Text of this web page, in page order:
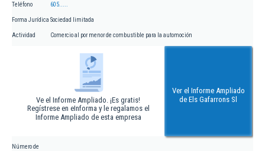
Teléfono 605.....
Forma Jurídica Sociedad limitada
Actividad Comercio al por menor de combustible para la automoción
Ve el Informe Ampliado. ¡Es gratis!
Regístrese en eInforma y le regalamos el
Informe Ampliado de esta empresa
Ver el Informe Ampliado
de Els Gafarrons Sl
Número de